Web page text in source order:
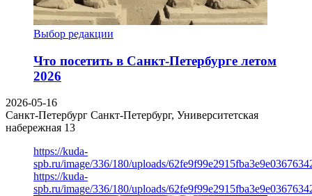
Выбор редакции
Что посетить в Санкт-Петербурге летом
2026
2026-05-16
Санкт-Петербург Санкт-Петербург, Университетская
набережная 13
https://kuda-
spb.ru/image/336/180/uploads/
https://kuda-
spb.ru/image/336/180/uploads/